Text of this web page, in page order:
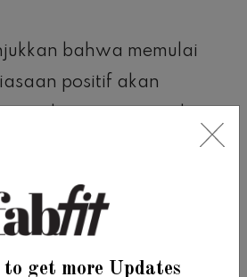
bahwa memulai
positif akan
diketahui mengapa
tidur dapat
pasti itu adalah hal
to get more Updates